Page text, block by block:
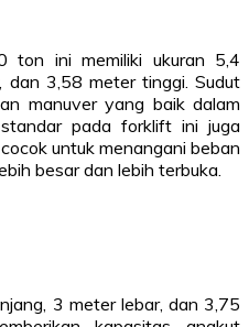
ton ini memiliki ukuran 5,4
dan 3,58 meter tinggi. Sudut
manuver yang baik dalam
pada forklift ini juga
untuk menangani beban
besar dan lebih terbuka.
3 meter lebar, dan 3,75